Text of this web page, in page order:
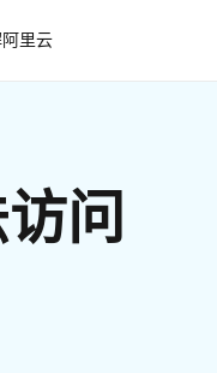
里云
问